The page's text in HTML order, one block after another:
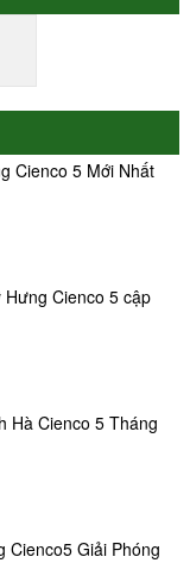
Cienco 5 Mới Nhất
Cienco 5 cập
Hà Cienco 5 Tháng
Giải Phóng